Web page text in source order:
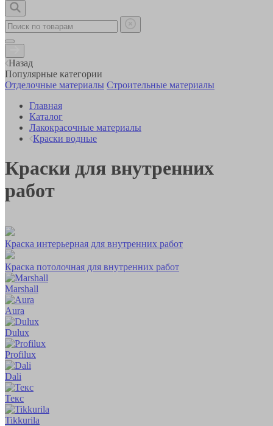
Назад
Популярные категории
Отделочные материалы Строительные материалы
Главная
Каталог
Лакокрасочные материалы
Краски водные
Краски для внутренних
работ
Краска интерьерная для внутренних работ
Краска потолочная для внутренних работ
Marshall
Aura
Dulux
Profilux
Dali
Текс
Tikkurila